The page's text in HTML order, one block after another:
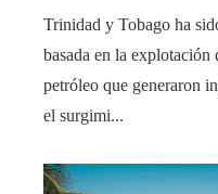
Trinidad y Tobago ha
basada en la
petróleo que generaron
el surgimi...